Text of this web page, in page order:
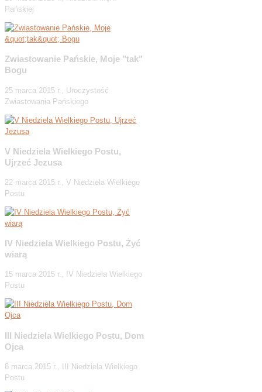
Pańskiej
Zwiastowanie Pańskie, Moje "tak"
Bogu
25 marca 2015 r., Uroczystość
Zwiastowania Pańskiego
V Niedziela Wielkiego Postu,
Ujrzeć Jezusa
22 marca 2015 r., V Niedziela Wielkiego
Postu
IV Niedziela Wielkiego Postu, Żyć
wiarą
15 marca 2015 r., IV Niedziela Wielkiego
Postu
III Niedziela Wielkiego Postu, Dom
Ojca
8 marca 2015 r., III Niedziela Wielkiego
Postu